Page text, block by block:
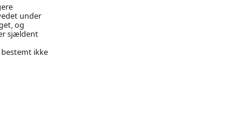
under
og
sjældent
ikke